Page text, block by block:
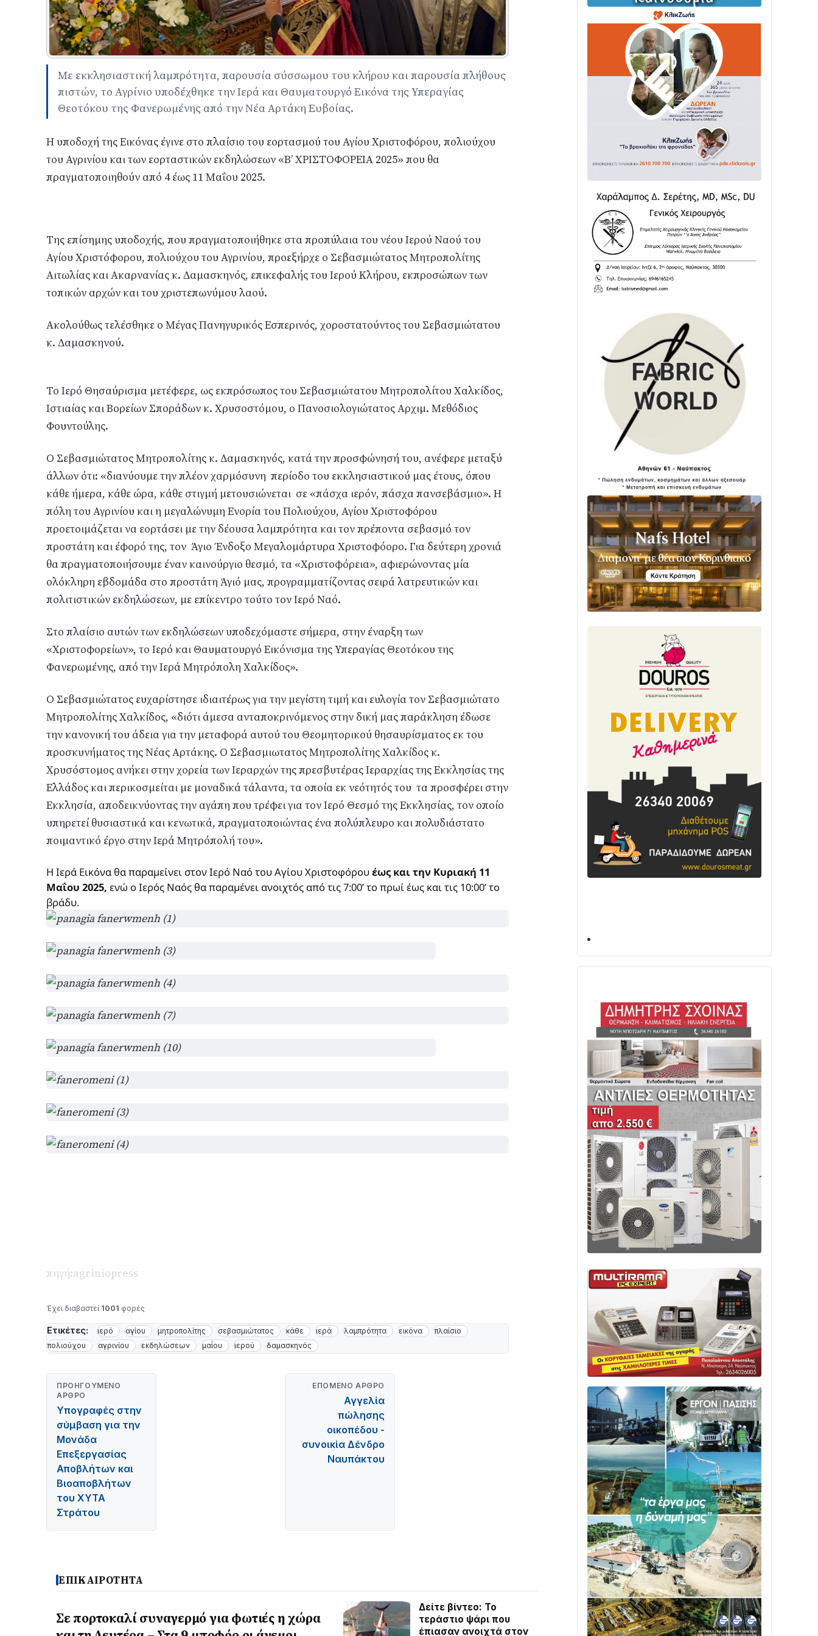
Με εκκλησιαστική λαμπρότητα, παρουσία σύσσωμου του κλήρου και παρουσία πλήθους
πιστών, το Αγρίνιο υποδέχθηκε την Ιερά και Θαυματουργό Εικόνα της Υπεραγίας
Θεοτόκου της Φανερωμένης από την Νέα Αρτάκη Ευβοίας.
Η υποδοχή της Εικόνας έγινε στο πλαίσιο του εορτασμού του Αγίου Χριστοφόρου, πολιούχου
του Αγρινίου και των εορταστικών εκδηλώσεων «Β’ ΧΡΙΣΤΟΦΟΡΕΙΑ 2025» που θα
πραγματοποιηθούν από 4 έως 11 Μαΐου 2025.
Της επίσημης υποδοχής, που πραγματοποιήθηκε στα προπύλαια του νέου Ιερού Ναού του
Αγίου Χριστόφορου, πολιούχου του Αγρινίου, προεξήρχε ο Σεβασμιώτατος Μητροπολίτης
Αιτωλίας και Ακαρνανίας κ. Δαμασκηνός, επικεφαλής του Ιερού Κλήρου, εκπροσώπων των
τοπικών αρχών και του χριστεπωνύμου λαού.
Ακολούθως τελέσθηκε ο Μέγας Πανηγυρικός Εσπερινός, χοροστατούντος του Σεβασμιώτατου
κ. Δαμασκηνού.
Το Ιερό Θησαύρισμα μετέφερε, ως εκπρόσωπος του Σεβασμιώτατου Μητροπολίτου Χαλκίδος,
Ιστιαίας και Βορείων Σποράδων κ. Χρυσοστόμου, ο Πανοσιολογιώτατος Αρχιμ. Μεθόδιος
Φουντούλης.
Ο Σεβασμιώτατος Μητροπολίτης κ. Δαμασκηνός, κατά την προσφώνησή του, ανέφερε μεταξύ
άλλων ότι: «διανύουμε την πλέον χαρμόσυνη περίοδο του εκκλησιαστικού μας έτους, όπου
κάθε ήμερα, κάθε ώρα, κάθε στιγμή μετουσιώνεται σε «πάσχα ιερόν, πάσχα πανσεβάσμιο». Η
πόλη του Αγρινίου και η μεγαλώνυμη Ενορία του Πολιούχου, Αγίου Χριστοφόρου
προετοιμάζεται να εορτάσει με την δέουσα λαμπρότητα και τον πρέποντα σεβασμό τον
προστάτη και έφορό της, τον Άγιο Ένδοξο Μεγαλομάρτυρα Χριστοφόορο. Για δεύτερη χρονιά
θα πραγματοποιήσουμε έναν καινούργιο θεσμό, τα «Χριστοφόρεια», αφιερώνοντας μία
ολόκληρη εβδομάδα στο προστάτη Άγιό μας, προγραμματίζοντας σειρά λατρευτικών και
πολιτιστικών εκδηλώσεων, με επίκεντρο τούτο τον Ιερό Ναό.
Στο πλαίσιο αυτών των εκδηλώσεων υποδεχόμαστε σήμερα, στην έναρξη των
«Χριστοφορείων», το Ιερό και Θαυματουργό Εικόνισμα της Υπεραγίας Θεοτόκου της
Φανερωμένης, από την Ιερά Μητρόπολη Χαλκίδος».
Ο Σεβασμιώτατος ευχαρίστησε ιδιαιτέρως για την μεγίστη τιμή και ευλογία τον Σεβασμιώτατο
Μητροπολίτης Χαλκίδος, «διότι άμεσα ανταποκρινόμενος στην δική μας παράκληση έδωσε
την κανονική του άδεια για την μεταφορά αυτού του Θεομητορικού θησαυρίσματος εκ του
προσκυνήματος της Νέας Αρτάκης. Ο Σεβασμιωτατος Μητροπολίτης Χαλκίδος κ.
Χρυσόστομος ανήκει στην χορεία των Ιεραρχών της πρεσβυτέρας Ιεραρχίας της Εκκλησίας της
Ελλάδος και περικοσμείται με μοναδικά τάλαντα, τα οποία εκ νεότητός του τα προσφέρει στην
Εκκλησία, αποδεικνύοντας την αγάπη που τρέφει για τον Ιερό Θεσμό της Εκκλησίας, τον οποίο
υπηρετεί θυσιαστικά και κενωτικά, πραγματοποιώντας ένα πολύπλευρο και πολυδιάστατο
ποιμαντικό έργο στην Ιερά Μητρόπολή του».
Η Ιερά Εικόνα θα παραμείνει στον Ιερό Ναό του Αγίου Χριστοφόρουέως και την Κυριακή 11
Μαΐου 2025, ενώ ο Ιερός Ναός θα παραμένει ανοιχτός από τις 7:00’ το πρωί έως και τις 10:00’ το
βράδυ.
πηγή:agriniopress
Έχει διαβαστεί 1001 φορές
Ετικέτες: ιερό αγίου μητροπολίτης σεβασμιώτατος κάθε ιερά λαμπρότητα εικόνα
πλαίσιο
πολιούχου
αγρινίου εκδηλώσεων μαΐου ιερού δαμασκηνός
ΠΡΟΗΓΟΎΜΕΝΟ
ΆΡΘΡΟ
Υπογραφές στην
σύμβαση για την
Μονάδα
Επεξεργασίας
Αποβλήτων και
Βιοαποβλήτων
του ΧΥΤΑ
Στράτου
ΕΠΌΜΕΝΟ ΆΡΘΡΟ
Αγγελία
πώλησης
οικοπέδου -
συνοικία Δένδρο
Ναυπάκτου
ΕΠΙΚΑΙΡΟΤΗΤΑ
Σε πορτοκαλί συναγερμό για φωτιές η χώρα
Δείτε βίντεο: Το
τεράστιο ψάρι που
έπιασαν ανοιχτά στον